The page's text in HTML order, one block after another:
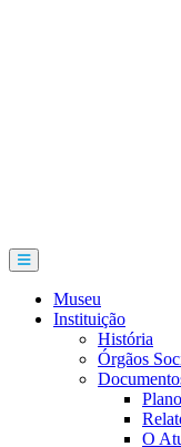
Museu
Instituição
História
Órgãos
O